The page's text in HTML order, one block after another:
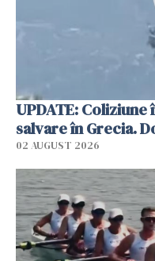
UPDATE:
salvare în Grecia.
02 AUGUST 2026